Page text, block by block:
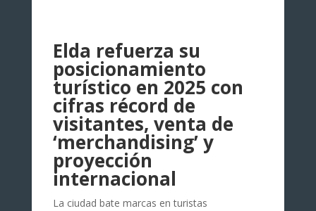
Elda refuerza su
posicionamiento
turístico en 2025 con
cifras récord de
visitantes, venta de
‘merchandising’ y
proyección
internacional
La ciudad bate marcas en turistas